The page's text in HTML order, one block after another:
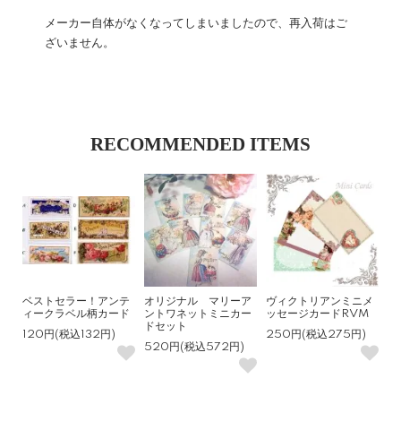
メーカー自体がなくなってしまいましたので、再入荷はご
ざいません。
RECOMMENDED ITEMS
ベストセラー！アンテ
ィークラベル柄カード
120円(税込132円)
オリジナル マリーア
ントワネットミニカー
ドセット
520円(税込572円)
ヴィクトリアンミニメ
ッセージカードRVM
250円(税込275円)